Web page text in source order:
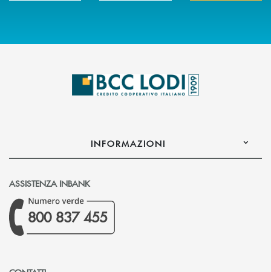
INFORMAZIONI
ASSISTENZA INBANK
800 837 455